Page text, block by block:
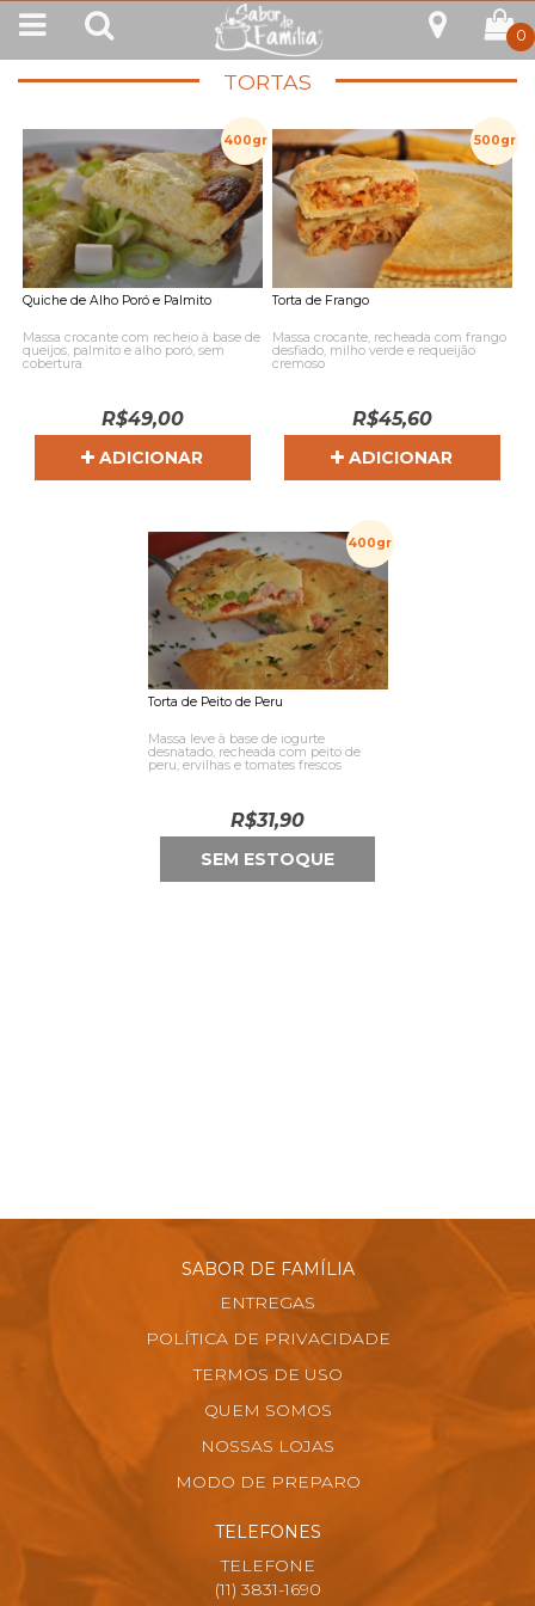
0
TORTAS
400gr
Quiche de Alho Poró e Palmito
Massa crocante com recheio à base de
queijos, palmito e alho poró, sem
cobertura
R$49,00
ADICIONAR
500gr
Torta de Frango
Massa crocante, recheada com frango
desfiado, milho verde e requeijão
cremoso
R$45,60
ADICIONAR
400gr
Torta de Peito de Peru
Massa leve à base de iogurte
desnatado, recheada com peito de
peru, ervilhas e tomates frescos
R$31,90
SEM ESTOQUE
SABOR DE FAMÍLIA
ENTREGAS
POLÍTICA DE PRIVACIDADE
TERMOS DE USO
QUEM SOMOS
NOSSAS LOJAS
MODO DE PREPARO
TELEFONES
TELEFONE
(11) 3831-1690